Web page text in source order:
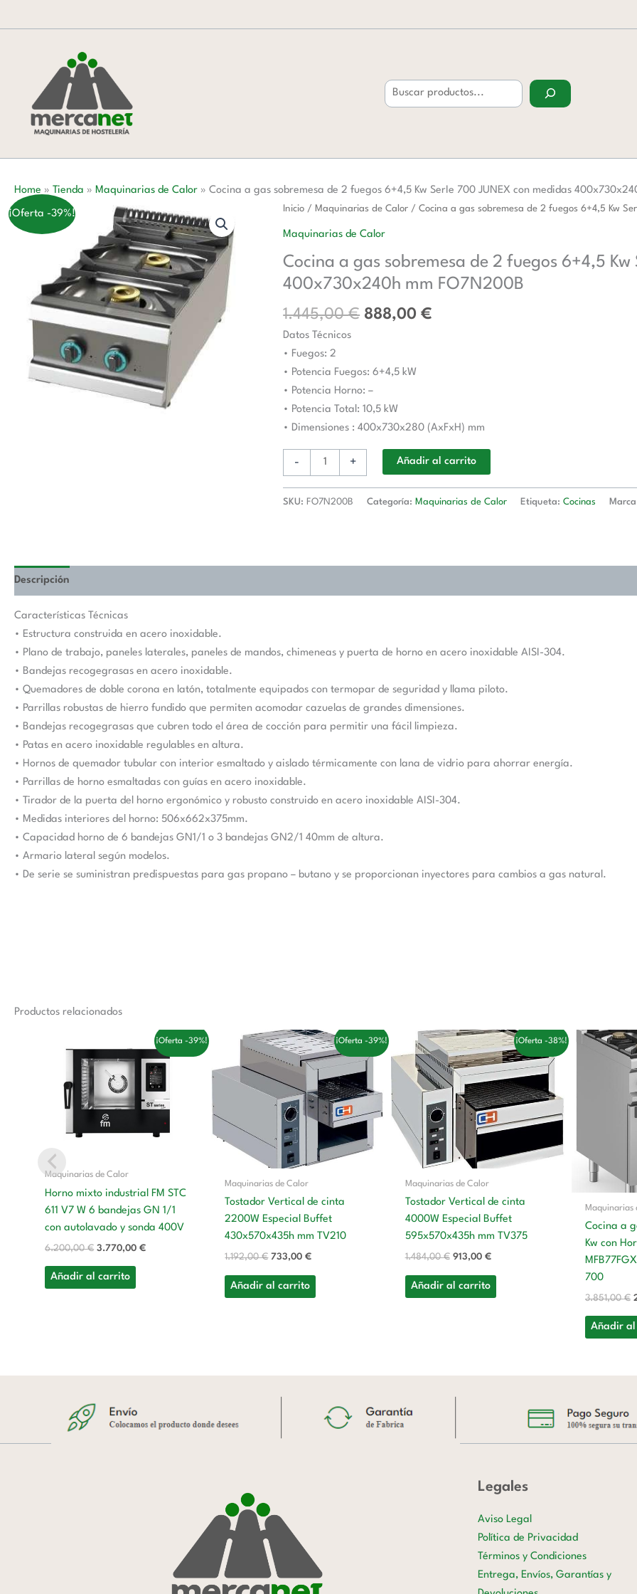
al
Home » Tienda » Maquinarias de Calor » Cocina a gas sobremesa de 2 fuegos 6+4,5 Kw SerIe 700 JUNEX con medidas
¡Oferta -39%! Inicio / Maquinarias de Calor / Cocina a gas sobremesa de 2 fuegos 6+4,5 Kw
Maquinarias de Calor
Cocina a gas sobremesa de 2 fuegos 6+4,5
400x730x240h mm FO7N200B
1.445,00€
El
precio
era:
1.445,00 €.
888,00€
El
es:
888,00 €.
Datos Técnicos
• Fuegos: 2
• Potencia Fuegos: 6+4,5 kW
• Potencia Horno: –
• Potencia Total: 10,5 kW
• Dimensiones : 400x730x280 (AxFxH) mm
-
Cocina
sobremesa
de
fuegos
6+4,5
Kw
SerIe
700
JUNEX
con
medidas
400x730x240h
mm
FO7N200B
+ Añadir al carrito
SKU: FO7N200B Categoría: Maquinarias de Calor Etiqueta:Cocinas
Descripción
Características Técnicas
• Estructura construida en acero inoxidable.
• Plano de trabajo, paneles laterales, paneles de mandos, chimeneas y puerta de horno en acero inoxidable AISI-304.
• Bandejas recogegrasas en acero inoxidable.
• Quemadores de doble corona en latón, totalmente equipados con termopar de seguridad y llama piloto.
• Parrillas robustas de hierro fundido que permiten acomodar cazuelas de grandes dimensiones.
• Bandejas recogegrasas que cubren todo el área de cocción para permitir una fácil limpieza.
• Patas en acero inoxidable regulables en altura.
• Hornos de quemador tubular con interior esmaltado y aislado térmicamente con lana de vidrio para ahorrar energía.
• Parrillas de horno esmaltadas con guías en acero inoxidable.
• Tirador de la puerta del horno ergonómico y robusto construido en acero inoxidable AISI-304.
• Medidas interiores del horno: 506x662x375mm.
• Capacidad horno de 6 bandejas GN1/1 o 3 bandejas GN2/1 40mm de altura.
• Armario lateral según modelos.
• De serie se suministran predispuestas para gas propano – butano y se proporcionan inyectores para cambios a gas natural.
Productos relacionados
¡Oferta -39%!
Maquinarias de Calor
Horno mixto industrial FM STC
611 V7 W 6 bandejas GN 1/1
con autolavado y sonda 400V
6.200,00€
precio
original
era:
6.200,00 €.
3.770,00€
precio
actual
es:
3.770,00 €.
Añadir al carrito
¡Oferta -39%!
Maquinarias de Calor
Tostador Vertical de cinta
2200W Especial Buffet
430x570x435h mm TV210
1.192,00€
El
precio
original
1.192,00 €.
733,00€
El
precio
actual
es:
733,00 €.
Añadir al carrito
¡Oferta -38%!
Maquinarias de Calor
Tostador Vertical de cinta
4000W Especial Buffet
595x570x435h mm TV375
1.484,00€
El
precio
original
era:
1.484,00 €.
913,00 €
El
precio
actual
es:
913,00 €.
Añadir al carrito
Maquinarias
Cocina a
Kw con
700
3.851,00€
Añadir
Legales
Aviso Legal
Política de Privacidad
Términos y Condiciones
Entrega, Envíos, Garantías y